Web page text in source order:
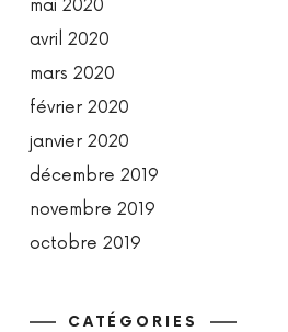
mai 2020
avril 2020
mars 2020
février 2020
janvier 2020
décembre 2019
novembre 2019
octobre 2019
CATÉGORIES